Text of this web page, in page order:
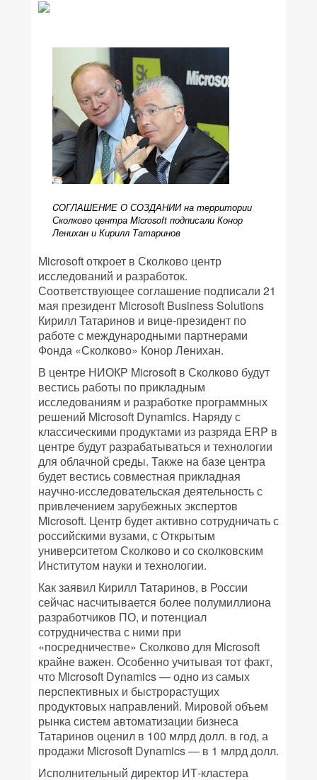
CОГЛАШЕНИЕ О СОЗДАНИИ на территории
Сколково центра Microsoft подписали Конор
Ленихан и Кирилл Татаринов
Microsoft откроет в Сколково центр
исследований и разработок.
Соответствующее соглашение подписали 21
мая президент Microsoft Business Solutions
Кирилл Татаринов и вице-президент по
работе с международными партнерами
Фонда «Сколково» Конор Ленихан.
В центре НИОКР Microsoft в Сколково будут
вестись работы по прикладным
исследованиям и разработке программных
решений Microsoft Dynamics. Наряду с
классическими продуктами из разряда ERP в
центре будут разрабатываться и технологии
для облачной среды. Также на базе центра
будет вестись совместная прикладная
научно-исследовательская деятельность с
привлечением зарубежных экспертов
Microsoft. Центр будет активно сотрудничать с
российскими вузами, с Открытым
университетом Сколково и со сколковским
Институтом науки и технологии.
Как заявил Кирилл Татаринов, в России
сейчас насчитывается более полумиллиона
разработчиков ПО, и потенциал
сотрудничества с ними при
«посредничестве» Сколково для Microsoft
крайне важен. Особенно учитывая тот факт,
что Microsoft Dynamics — одно из самых
перспективных и быстрорастущих
продуктовых направлений. Мировой объем
рынка систем автоматизации бизнеса
Татаринов оценил в 100 млрд долл. в год, а
продажи Microsoft Dynamics — в 1 млрд долл.
Исполнительный директор ИТ-кластера